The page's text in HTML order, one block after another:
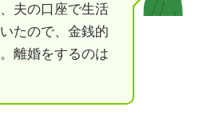
夫の口座で生活
たので、金銭的
離婚をするのは